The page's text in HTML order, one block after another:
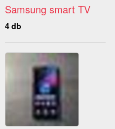
Samsung smart TV
4 db